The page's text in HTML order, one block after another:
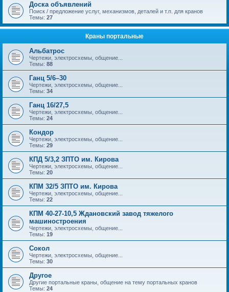
Доска объявлений
Поиск / предложение услуг, механизмов, деталей и т.п. для кранов
Темы: 27
Краны портальные
Альбатрос
Чертежи, электросхемы, общение...
Темы: 88
Ганц 5/6–30
Чертежи, электросхемы, общение...
Темы: 34
Ганц 16/27,5
Чертежи, электросхемы, общение...
Темы: 24
Кондор
Чертежи, электросхемы, общение...
Темы: 29
КПД 5/3,2 ЗПТО им. Кирова
Чертежи, электросхемы, общение...
Темы: 20
КПМ 32/5 ЗПТО им. Кирова
Чертежи, электросхемы, общение...
Темы: 22
КПМ 40-27-10,5 Ждановский завод тяжелого
машиностроения
Чертежи, электросхемы, общение...
Темы: 19
Сокол
Чертежи, электросхемы, общение...
Темы: 30
Другое
Другие портальные краны, общение на тему портальных кранов
Темы: 24